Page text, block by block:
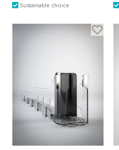
Sustainable choice